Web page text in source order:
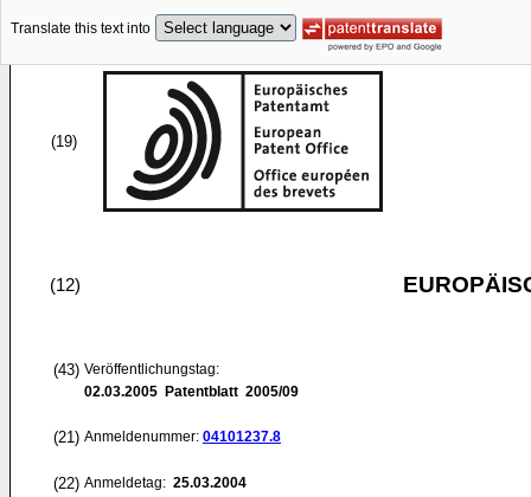
Translate this text into
(19)
(12)
(43) Veröffentlichungstag:
02.03.2005 Patentblatt 2005/09
(21) Anmeldenummer: 04101237.8
(22) Anmeldetag: 25.03.2004